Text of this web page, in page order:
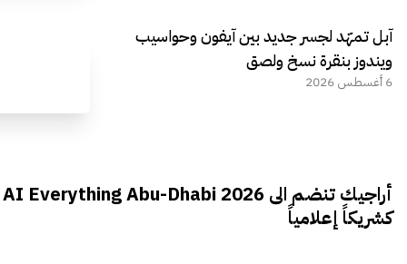
آبل تمهّد لجسر جديد بين آيفون وحواسيب
ويندوز بنقرة نسخ ولصق
6 أغسطس 2026
أراجيك تنضم الى AI Everything Abu-Dhabi 2026
كشريكاً إعلامياً